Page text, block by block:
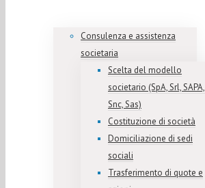
Consulenza e assistenza
societaria
Scelta del modello
societario (SpA, Srl, SAPA,
Snc, Sas)
Costituzione di società
Domiciliazione di sedi
sociali
Trasferimento di quote e